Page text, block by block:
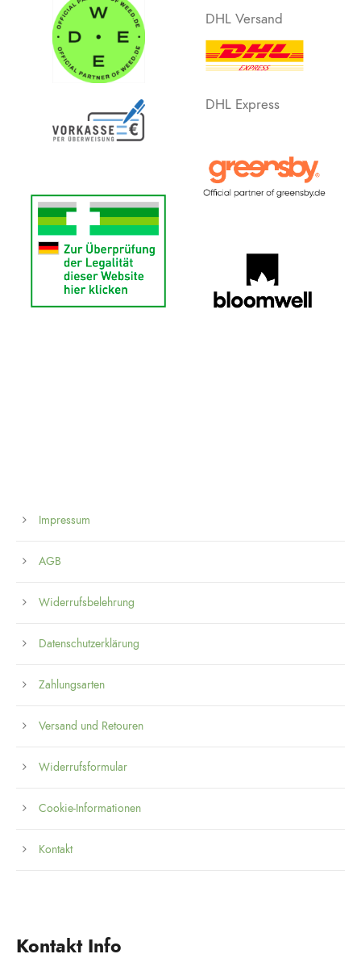
DHL Versand
DHL Express
Impressum
AGB
Widerrufsbelehrung
Datenschutzerklärung
Zahlungsarten
Versand und Retouren
Widerrufsformular
Cookie-Informationen
Kontakt
Kontakt Info